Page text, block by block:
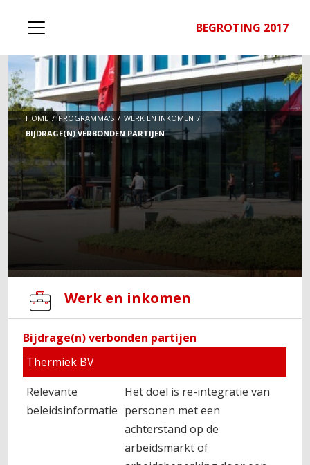
BEGROTING 2017
HOME PROGRAMMA'S
WERK EN INKOMEN
BIJDRAGE(N) VERBONDEN PARTIJEN
Werk en inkomen
Bijdrage(n) verbonden partijen
Thermiek BV
Relevante
beleidsinformatie
Het doel is re-integratie van
personen met een
achterstand op de
arbeidsmarkt of